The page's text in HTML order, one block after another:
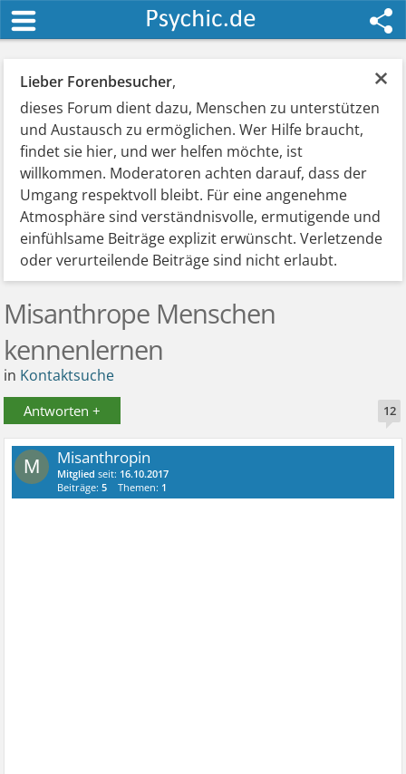
×
Lieber Forenbesucher,
dieses Forum dient dazu, Menschen zu unterstützen
und Austausch zu ermöglichen. Wer Hilfe braucht,
findet sie hier, und wer helfen möchte, ist
willkommen. Moderatoren achten darauf, dass der
Umgang respektvoll bleibt. Für eine angenehme
Atmosphäre sind verständnisvolle, ermutigende und
einfühlsame Beiträge explizit erwünscht. Verletzende
oder verurteilende Beiträge sind nicht erlaubt.
Misanthrope Menschen
kennenlernen
in Kontaktsuche
Antworten + 12
M Misanthropin
Mitglied seit: 16.10.2017
Beiträge:5 Themen: 1